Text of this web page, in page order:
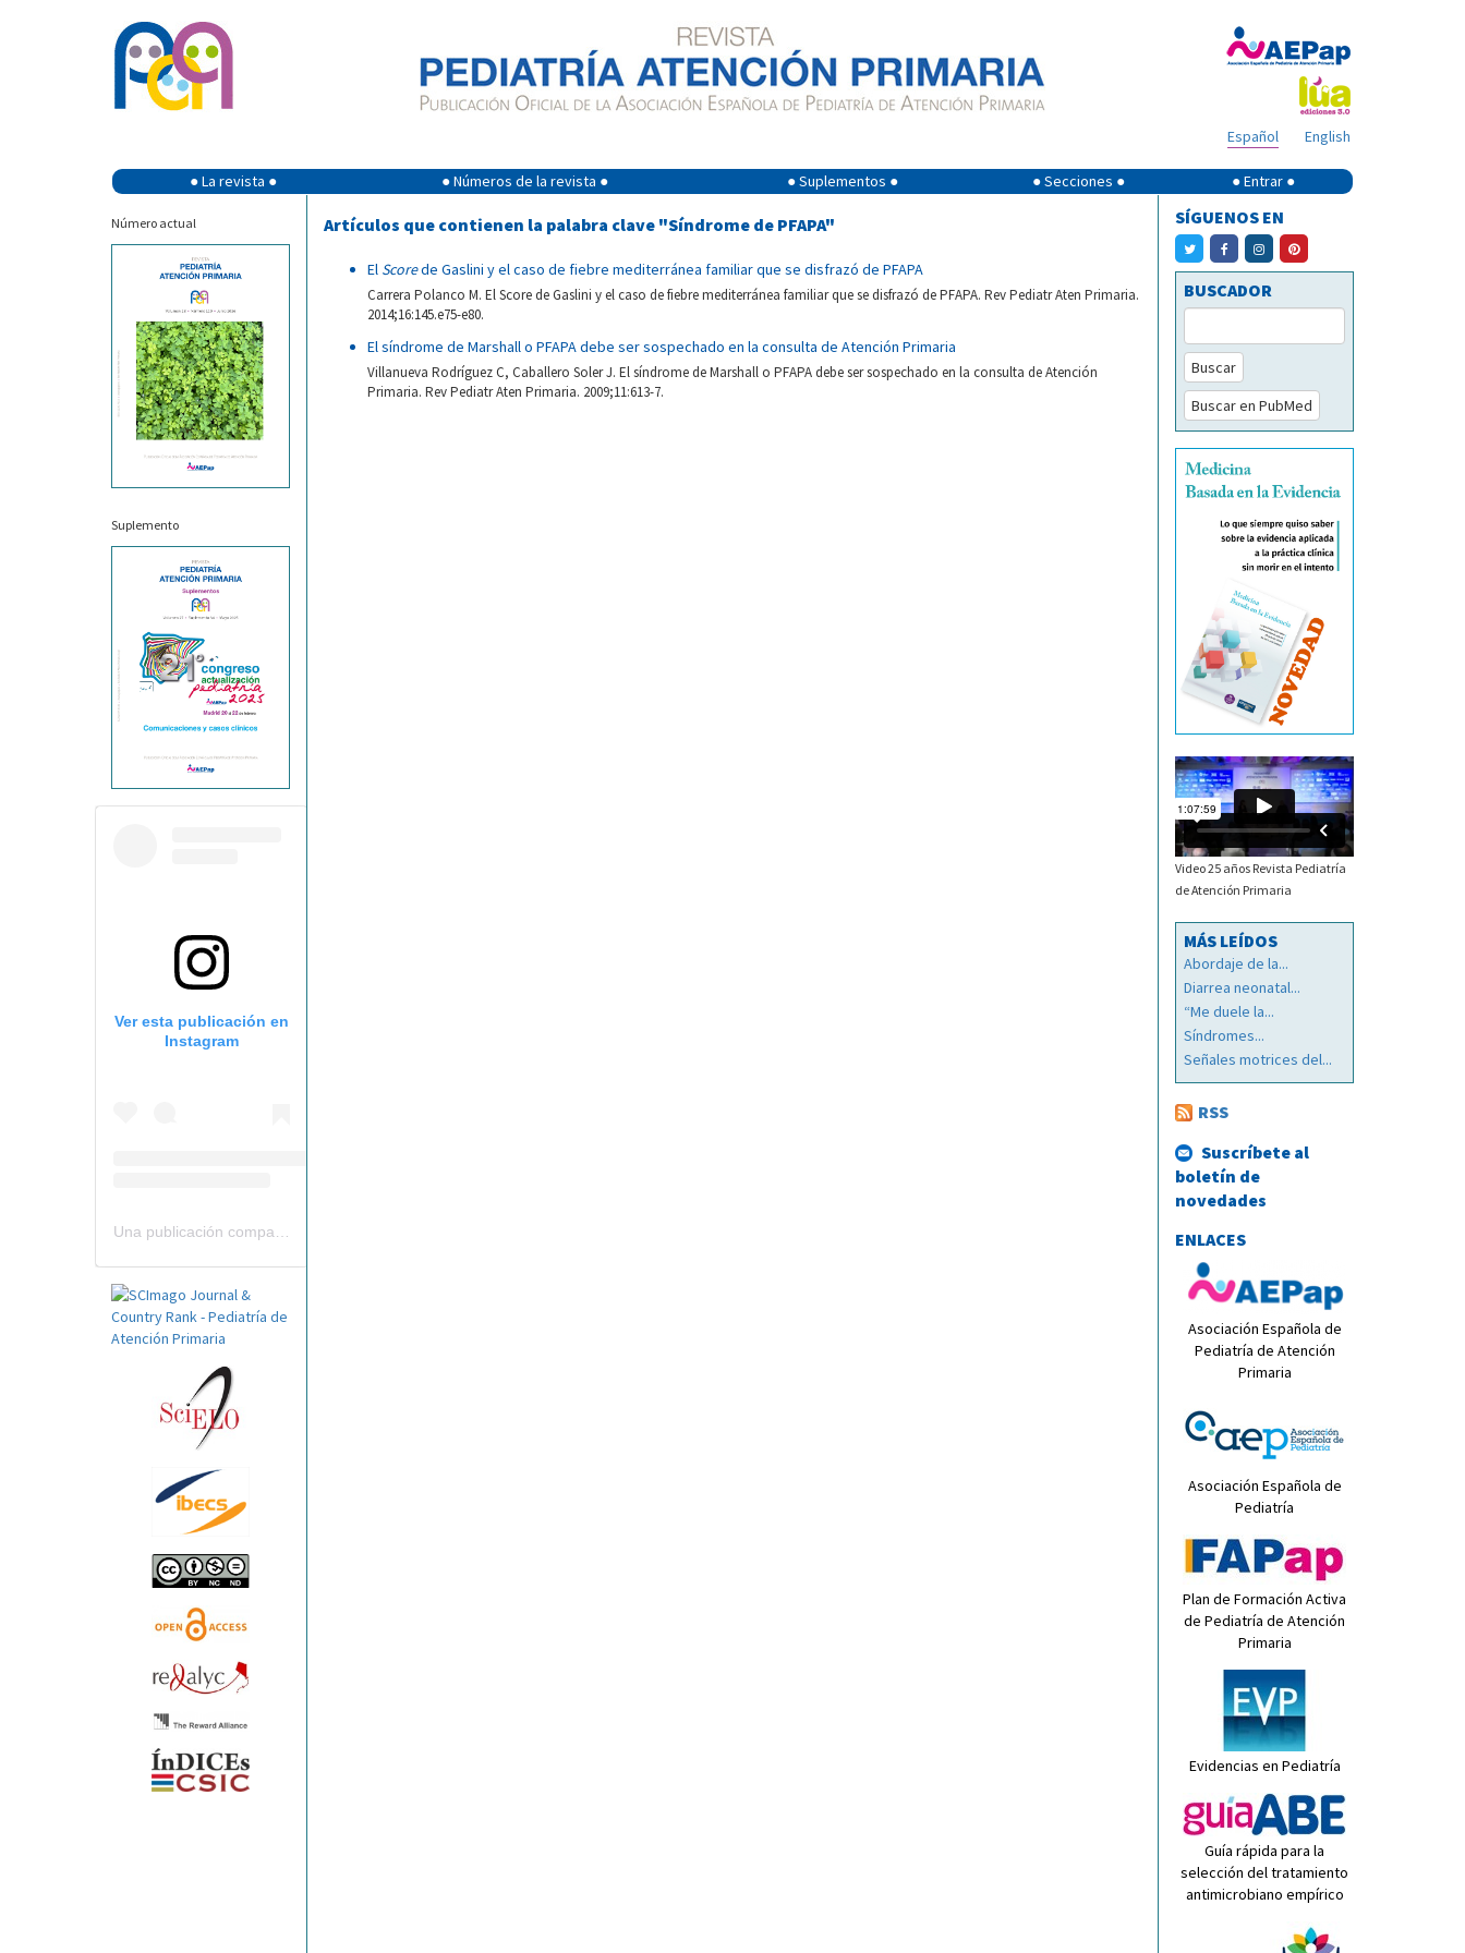
English
Español
● La revista ● ● Números de la revista ● ● Suplementos ● ● Secciones ● ● Entrar ●
Número actual
Suplemento
Ver esta publicación en
Instagram
Artículos que contienen la palabra clave "Síndrome de PFAPA"
El Scorede Gaslini y el caso de fiebre mediterránea familiar que se disfrazó de PFAPA
Carrera Polanco M. El Score de Gaslini y el caso de fiebre mediterránea familiar que se disfrazó de PFAPA. Rev Pediatr Aten Primaria.
2014;16:145.e75-e80.
El síndrome de Marshall o PFAPA debe ser sospechado en la consulta de Atención Primaria
Villanueva Rodríguez C, Caballero Soler J. El síndrome de Marshall o PFAPA debe ser sospechado en la consulta de Atención
Primaria. Rev Pediatr Aten Primaria. 2009;11:613-7.
SÍGUENOS EN
BUSCADOR
Buscar
Buscar en PubMed
Video 25 años Revista Pediatría
de Atención Primaria
MÁS LEÍDOS
Abordaje de la...
Diarrea neonatal...
“Me duele la...
Síndromes...
Señales motrices del...
RSS
Suscríbete al
boletín de
novedades
ENLACES
Asociación Española de
Pediatría de Atención
Primaria
Asociación Española de
Pediatría
Plan de Formación Activa
de Pediatría de Atención
Primaria
Evidencias en Pediatría
Guía rápida para la
selección del tratamiento
antimicrobiano empírico